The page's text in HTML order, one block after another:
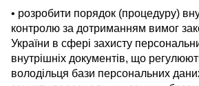
• розробити порядок (процедуру)
контролю за дотриманням вимог
України в сфері захисту
внутрішніх документів, що
володільця бази персональних